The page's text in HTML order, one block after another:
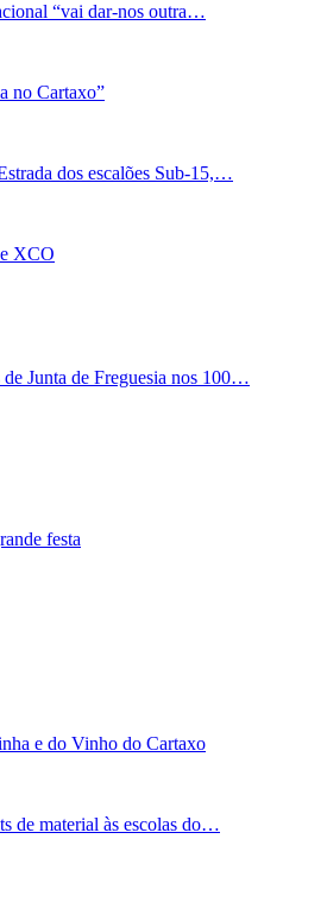
“vai dar-nos outra…
no Cartaxo”
dos escalões Sub-15,…
XCO
Junta de Freguesia nos 100…
festa
e do Vinho do Cartaxo
de material às escolas do…